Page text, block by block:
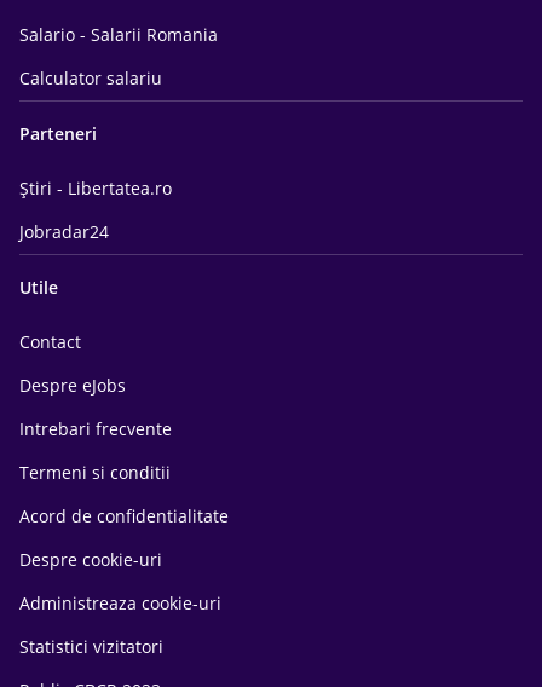
Salario - Salarii Romania
Calculator salariu
Parteneri
Știri - Libertatea.ro
Jobradar24
Utile
Contact
Despre eJobs
Intrebari frecvente
Termeni si conditii
Acord de confidentialitate
Despre cookie-uri
Administreaza cookie-uri
Statistici vizitatori